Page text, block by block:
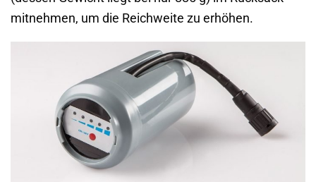
mitnehmen, um die Reichweite zu erhöhen.